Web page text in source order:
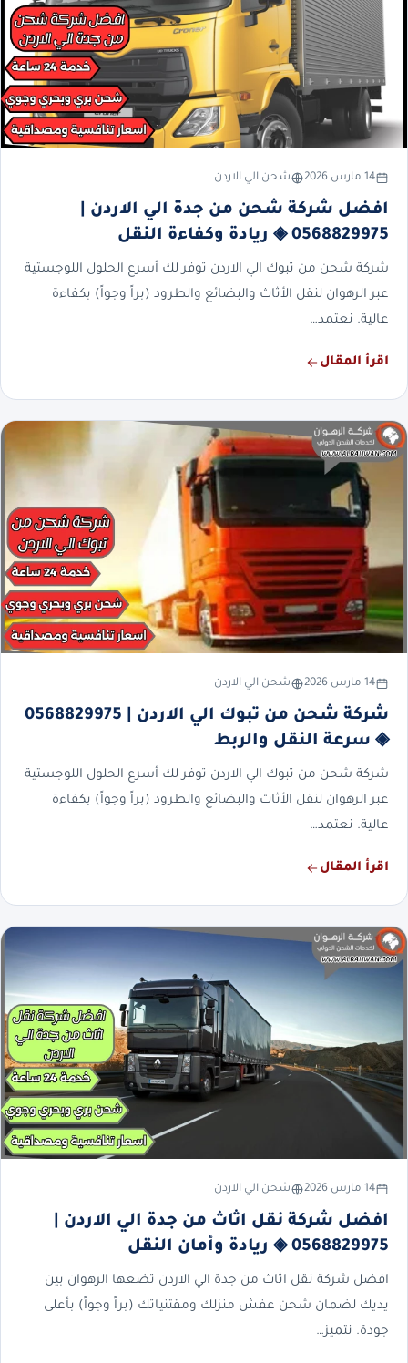
14 مارس 2026 شحن الي الاردن
افضل شركة شحن من جدة الي الاردن |
0568829975 ◈ ريادة وكفاءة النقل
شركة شحن من تبوك الي الاردن توفر لك أسرع الحلول اللوجستية
عبر الرهوان لنقل الأثاث والبضائع والطرود (براً وجواً) بكفاءة
عالية. نعتمد…
اقرأ المقال
14 مارس 2026 شحن الي الاردن
شركة شحن من تبوك الي الاردن | 0568829975
◈ سرعة النقل والربط
شركة شحن من تبوك الي الاردن توفر لك أسرع الحلول اللوجستية
عبر الرهوان لنقل الأثاث والبضائع والطرود (براً وجواً) بكفاءة
عالية. نعتمد…
اقرأ المقال
14 مارس 2026 شحن الي الاردن
افضل شركة نقل اثاث من جدة الي الاردن |
0568829975 ◈ ريادة وأمان النقل
افضل شركة نقل اثاث من جدة الي الاردن تضعها الرهوان بين
يديك لضمان شحن عفش منزلك ومقتنياتك (براً وجواً) بأعلى
جودة. نتميز…